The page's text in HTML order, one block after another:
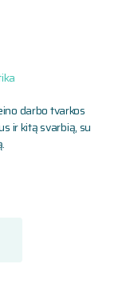
darbo tvarkos
ir kitą svarbią, su